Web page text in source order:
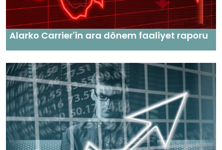
Alarko Carrier'in ara dönem faaliyet raporu